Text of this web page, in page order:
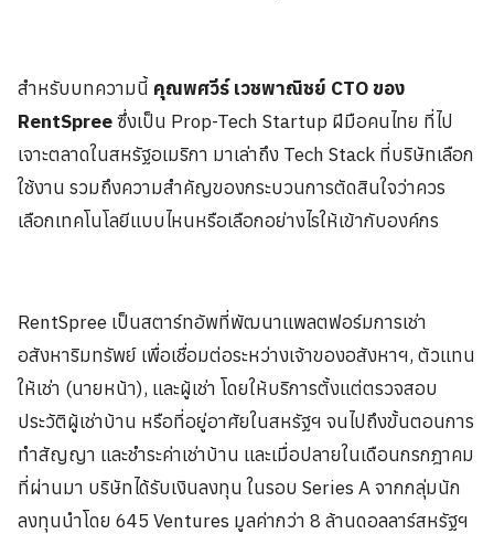
สำหรับบทความนี้ คุณพศวีร์ เวชพาณิชย์ CTO ของ
RentSpreeซึ่งเป็น Prop-Tech Startup ฝีมือคนไทย ที่ไป
เจาะตลาดในสหรัฐอเมริกา มาเล่าถึง Tech Stack ที่บริษัทเลือก
ใช้งาน รวมถึงความสำคัญของกระบวนการตัดสินใจว่าควร
เลือกเทคโนโลยีแบบไหนหรือเลือกอย่างไรให้เข้ากับองค์กร
RentSpree เป็นสตาร์ทอัพที่พัฒนาแพลตฟอร์มการเช่า
อสังหาริมทรัพย์ เพื่อเชื่อมต่อระหว่างเจ้าของอสังหาฯ, ตัวแทน
ให้เช่า (นายหน้า), และผู้เช่า โดยให้บริการตั้งแต่ตรวจสอบ
ประวัติผู้เช่าบ้าน หรือที่อยู่อาศัยในสหรัฐฯ จนไปถึงขั้นตอนการ
ทำสัญญา และชำระค่าเช่าบ้าน และเมื่อปลายในเดือนกรกฎาคม
ที่ผ่านมา บริษัทได้รับเงินลงทุน ในรอบ Series A จากกลุ่มนัก
ลงทุนนำโดย 645 Ventures มูลค่ากว่า 8 ล้านดอลลาร์สหรัฐฯ